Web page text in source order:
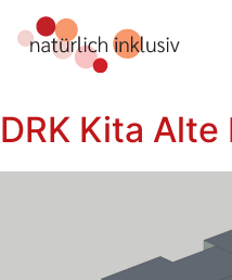
DRK Kita Alte